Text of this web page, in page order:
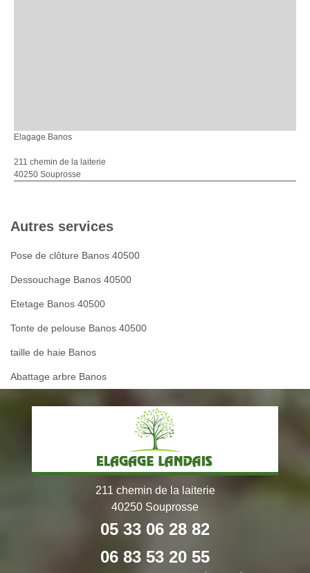
Elagage Banos
211 chemin de la laiterie
40250 Souprosse
Autres services
Pose de clôture Banos 40500
Dessouchage Banos 40500
Etetage Banos 40500
Tonte de pelouse Banos 40500
taille de haie Banos
Abattage arbre Banos
211 chemin de la laiterie
40250 Souprosse
05 33 06 28 82
06 83 53 20 55